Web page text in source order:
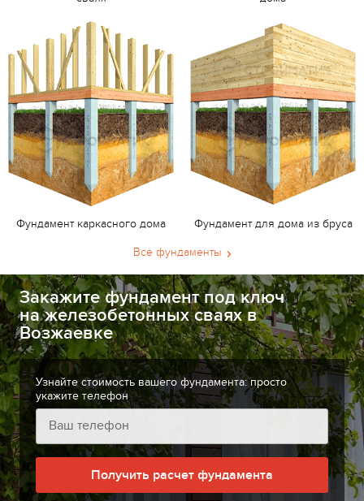
Фундамент каркасного дома Фундамент для дома из бруса
Все фундаменты
Закажите фундамент под ключ
на железобетонных сваях в
Возжаевке
Узнайте стоимость вашего фундамента: просто
укажите телефон
Получить расчет фундамента